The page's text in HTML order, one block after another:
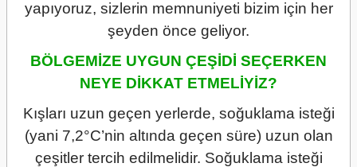
yapıyoruz, sizlerin memnuniyeti bizim için her
şeyden önce geliyor.
BÖLGEMİZE UYGUN ÇEŞİDİ SEÇERKEN
NEYE DİKKAT ETMELİYİZ?
Kışları uzun geçen yerlerde, soğuklama isteği
(yani 7,2°C’nin altında geçen süre) uzun olan
çeşitler tercih edilmelidir. Soğuklama isteği